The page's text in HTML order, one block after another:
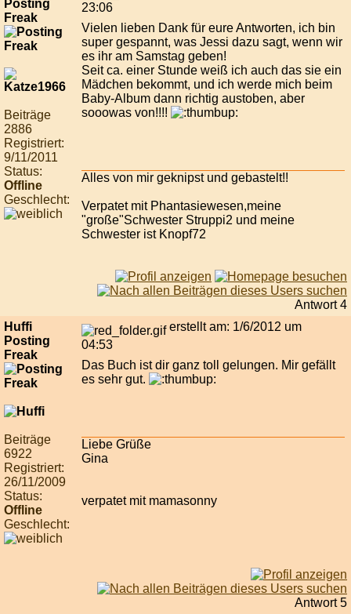
Posting
Freak
Beiträge
2886
Registriert:
9/11/2011
Status:
Offline
Geschlecht:
23:06
Vielen lieben Dank für eure Antworten, ich bin
super gespannt, was Jessi dazu sagt, wenn wir
es ihr am Samstag geben!
Seit ca. einer Stunde weiß ich auch das sie ein
Mädchen bekommt, und ich werde mich beim
Baby-Album dann richtig austoben, aber
sooowas von!!!!
Alles von mir geknipst und gebastelt!!
Verpatet mit Phantasiewesen,meine
"große"Schwester Struppi2 und meine
Schwester ist Knopf72
Antwort 4
Huffi
Posting
Freak
Beiträge
6922
Registriert:
26/11/2009
Status:
Offline
Geschlecht:
erstellt am: 1/6/2012 um
04:53
Das Buch ist dir ganz toll gelungen. Mir gefällt
es sehr gut.
Liebe Grüße
Gina
verpatet mit mamasonny
Antwort 5